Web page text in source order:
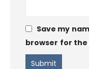
Save my
browser for